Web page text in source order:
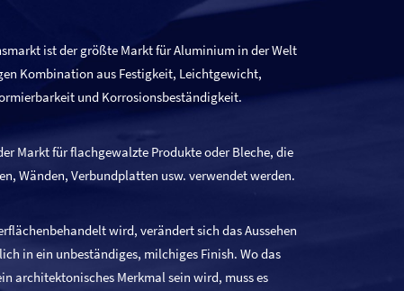
ist der größte Markt für Aluminium in der Welt
Kombination aus Festigkeit, Leichtgewicht,
und Korrosionsbeständigkeit.
Markt für flachgewalzte Produkte oder Bleche, die
Wänden, Verbundplatten usw. verwendet werden.
wird, verändert sich das Aussehen
in ein unbeständiges, milchiges Finish. Wo das
architektonisches Merkmal sein wird, muss es